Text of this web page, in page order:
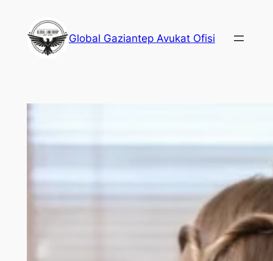
Global Gaziantep Avukat Ofisi